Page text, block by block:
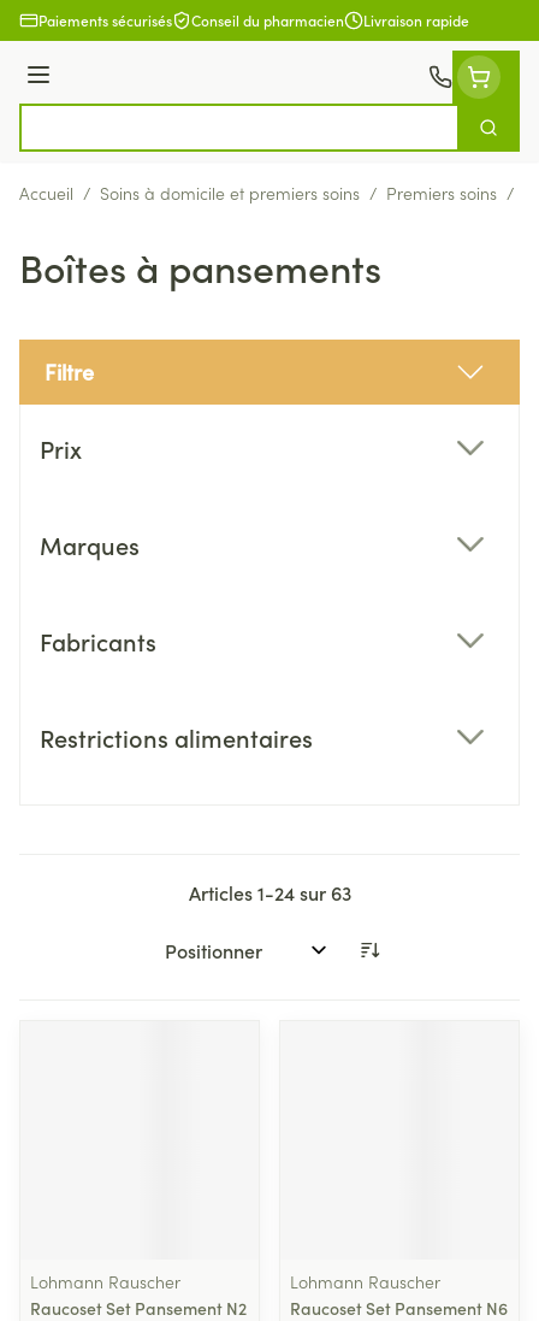
Aller au contenu
Paiements sécurisés Conseil du pharmacien Livraison rapide
Menu
Accueil / Soins à domicile et premiers soins / Premiers soins /
Boîtes à pansements
Filtre
Prix
Marques
Fabricants
Restrictions alimentaires
Articles1-24sur 63
Trier par:
Lohmann Rauscher
Raucoset Set Pansement N2
Lohmann Rauscher
Raucoset Set Pansement N6